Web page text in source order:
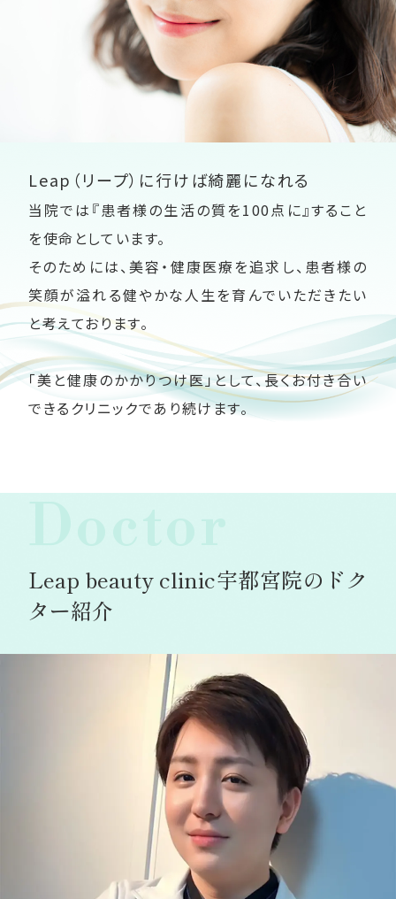
Leap（リープ）に行けば綺麗になれる
当院では『患者様の生活の質を100点に』すること
を使命としています。
そのためには、美容・健康医療を追求し、患者様の
笑顔が溢れる健やかな人生を育んでいただきたい
と考えております。
「美と健康のかかりつけ医」として、長くお付き合い
できるクリニックであり続けます。
Leap beauty clinic宇都宮院のドク
ター紹介